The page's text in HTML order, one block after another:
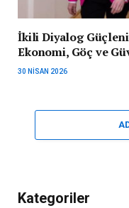
İkili Diyalog
Ekonomi, Göç ve
30 NISAN 2026
Kategoriler